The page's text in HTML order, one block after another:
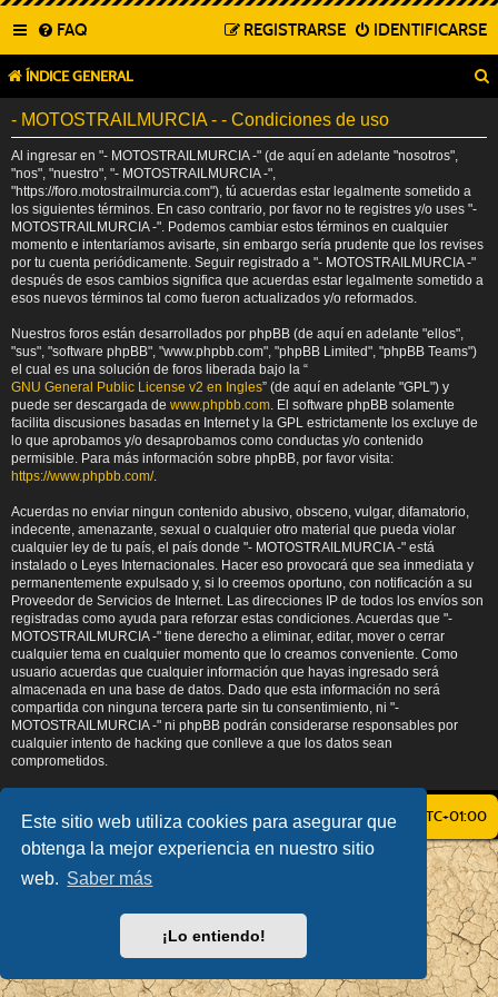
Este sitio web utiliza cookies para asegurar que
obtenga la mejor experiencia en nuestro sitio
web. Saber más
¡Lo entiendo!
FAQ IDENTIFICARSE
REGISTRARSE
ÍNDICE GENERAL
- MOTOSTRAILMURCIA - - Condiciones de uso
Al ingresar en "- MOTOSTRAILMURCIA -" (de aquí en adelante "nosotros",
"nos", "nuestro", "- MOTOSTRAILMURCIA -",
"https://foro.motostrailmurcia.com"), tú acuerdas estar legalmente sometido a
los siguientes términos. En caso contrario, por favor no te registres y/o uses "-
MOTOSTRAILMURCIA -". Podemos cambiar estos términos en cualquier
momento e intentaríamos avisarte, sin embargo sería prudente que los revises
por tu cuenta periódicamente. Seguir registrado a "- MOTOSTRAILMURCIA -"
después de esos cambios significa que acuerdas estar legalmente sometido a
esos nuevos términos tal como fueron actualizados y/o reformados.
Nuestros foros están desarrollados por phpBB (de aquí en adelante "ellos",
"sus", "software phpBB", "www.phpbb.com", "phpBB Limited", "phpBB Teams")
el cual es una solución de foros liberada bajo la “
GNU General Public License v2 en Ingles” (de aquí en adelante "GPL") y
puede ser descargada de www.phpbb.com. El software phpBB solamente
facilita discusiones basadas en Internet y la GPL estrictamente los excluye de
lo que aprobamos y/o desaprobamos como conductas y/o contenido
permisible. Para más información sobre phpBB, por favor visita:
https://www.phpbb.com/.
Acuerdas no enviar ningun contenido abusivo, obsceno, vulgar, difamatorio,
indecente, amenazante, sexual o cualquier otro material que pueda violar
cualquier ley de tu país, el país donde "- MOTOSTRAILMURCIA -" está
instalado o Leyes Internacionales. Hacer eso provocará que sea inmediata y
permanentemente expulsado y, si lo creemos oportuno, con notificación a su
Proveedor de Servicios de Internet. Las direcciones IP de todos los envíos son
registradas como ayuda para reforzar estas condiciones. Acuerdas que "-
MOTOSTRAILMURCIA -" tiene derecho a eliminar, editar, mover o cerrar
cualquier tema en cualquier momento que lo creamos conveniente. Como
usuario acuerdas que cualquier información que hayas ingresado será
almacenada en una base de datos. Dado que esta información no será
compartida con ninguna tercera parte sin tu consentimiento, ni "-
MOTOSTRAILMURCIA -" ni phpBB podrán considerarse responsables por
cualquier intento de hacking que conlleve a que los datos sean
comprometidos.
ÍNDICE GENERAL TODOS LOS HORARIOS SON UTC+01:00
AÇIEEED! STYLE BY IAN BRADLEY
DESARROLLADO POR
PRIVACIDAD|CONDICIONES